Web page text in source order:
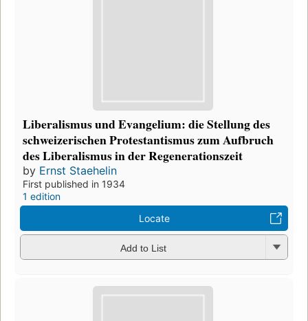
Liberalismus und Evangelium: die Stellung des
schweizerischen Protestantismus zum Aufbruch
des Liberalismus in der Regenerationszeit
by Ernst Staehelin
First published in 1934
1 edition
Locate
Add to List